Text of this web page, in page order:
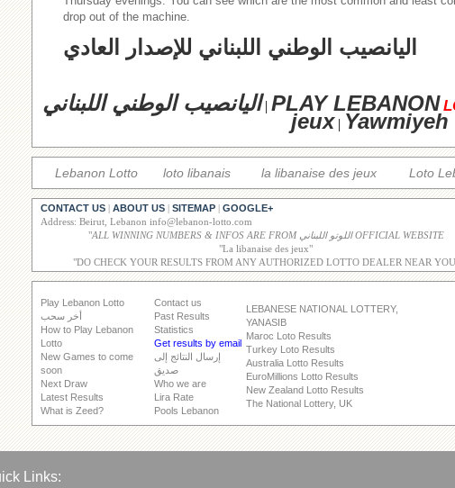
drop out of the machine.
اليانصيب الوطني اللبناني للإصدار العادي
اليانصيب الوطني اللبناني| PLAY LEBANON
jeux| Yawmiyeh
Lebanon Lotto loto libanais la libanaise des jeux Loto
CONTACT US ABOUT US SITEMAP GOOGLE+
Address: Beirut, Lebanon info@lebanon-lotto.com
"
ALL WINNING NUMBERS & INFOS ARE FROM اللوتو اللبناني OFFICIAL WEBSITE
"La libanaise des jeux"
"DO CHECK YOUR RESULTS FROM ANY AUTHORIZED LOTTO DEALER NEAR
Play Lebanon Lotto
أخر سحب
How to Play Lebanon
Lotto
New Games to come
soon
Next Draw
Latest Results
What is Zeed?
Contact us
Past Results
Statistics
Get results by email
إرسال النتائج إلى
صديق
Who we are
Lira Rate
Pools Lebanon
LEBANESE NATIONAL LOTTERY,
YANASIB
Maroc Loto Results
Turkey Loto Results
Australia Lotto Results
EuroMillions Lotto Results
New Zealand Lotto Results
The National Lottery, UK
Links: